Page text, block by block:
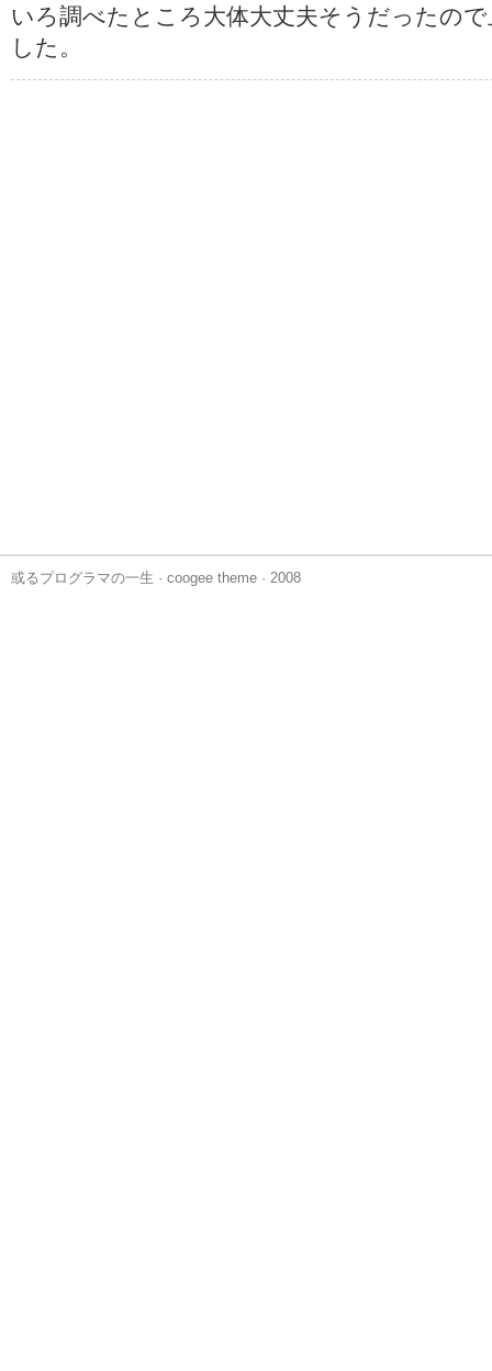
いろ調べたところ大体大丈夫そうだったの
した。
或るプログラマの一生 · coogee theme · 2008